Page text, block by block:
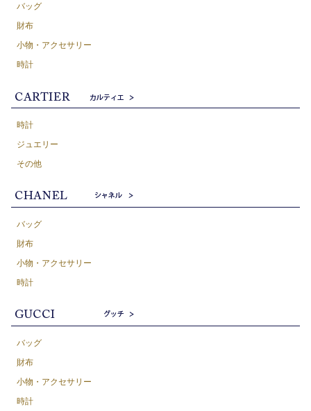
バッグ
財布
小物・アクセサリー
時計
時計
ジュエリー
その他
バッグ
財布
小物・アクセサリー
時計
バッグ
財布
小物・アクセサリー
時計